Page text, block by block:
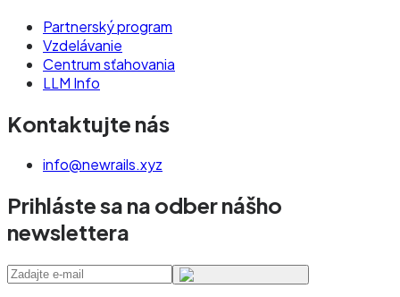
Partnerský program
Vzdelávanie
Centrum sťahovania
LLM Info
Kontaktujte nás
info@newrails.xyz
Prihláste sa na odber nášho
newslettera